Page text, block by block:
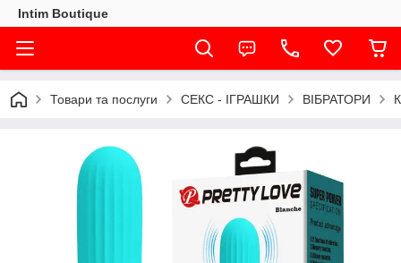
Intim Boutique
Товари та послуги СЕКС - ІГРАШКИ ВІБРАТОРИ